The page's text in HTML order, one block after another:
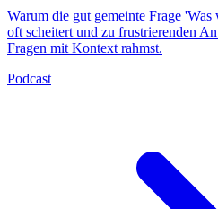
Warum die gut gemeinte Frage
oft scheitert und zu frustrierenden
Fragen mit Kontext rahmst.
Podcast